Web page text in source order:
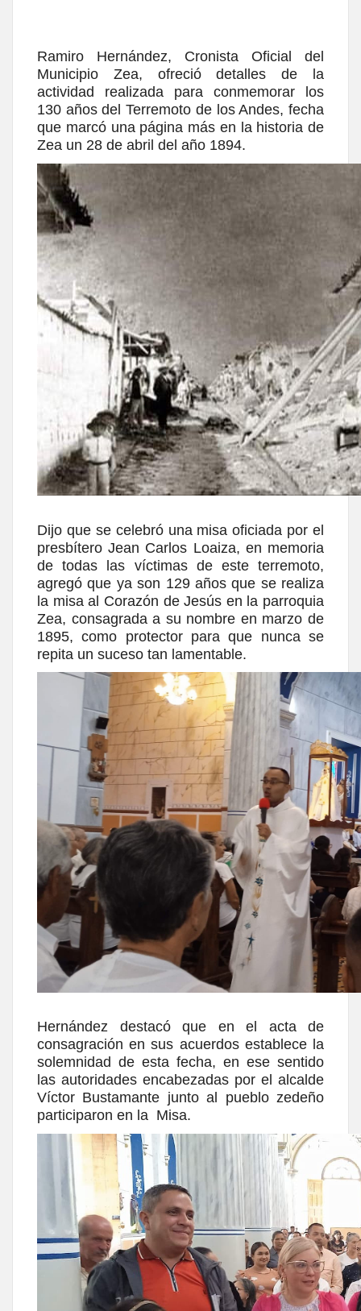
Ramiro Hernández, Cronista Oficial del
Municipio Zea, ofreció detalles de la
actividad realizada para conmemorar los
130 años del Terremoto de los Andes, fecha
que marcó una página más en la historia de
Zea un 28 de abril del año 1894.
Dijo que se celebró una misa oficiada por el
presbítero Jean Carlos Loaiza, en memoria
de todas las víctimas de este terremoto,
agregó que ya son 129 años que se realiza
la misa al Corazón de Jesús en la parroquia
Zea, consagrada a su nombre en marzo de
1895, como protector para que nunca se
repita un suceso tan lamentable.
Hernández destacó que en el acta de
consagración en sus acuerdos establece la
solemnidad de esta fecha, en ese sentido
las autoridades encabezadas por el alcalde
Víctor Bustamante junto al pueblo zedeño
participaron en la Misa.